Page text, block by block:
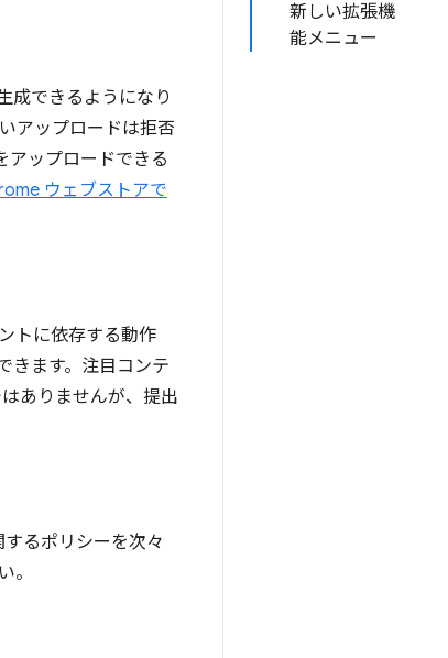
新しい拡張機
能メニュー
成できるようになり
アップロードは拒否
アップロードできる
ウェブストアで
トに依存する動作
きます。注目コンテ
ありませんが、提出
るポリシーを次々
。